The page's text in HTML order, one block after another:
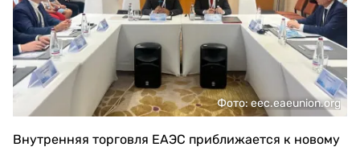
Фото: eec.eaeunion.org
Внутренняя торговля ЕАЭС приближается к новому